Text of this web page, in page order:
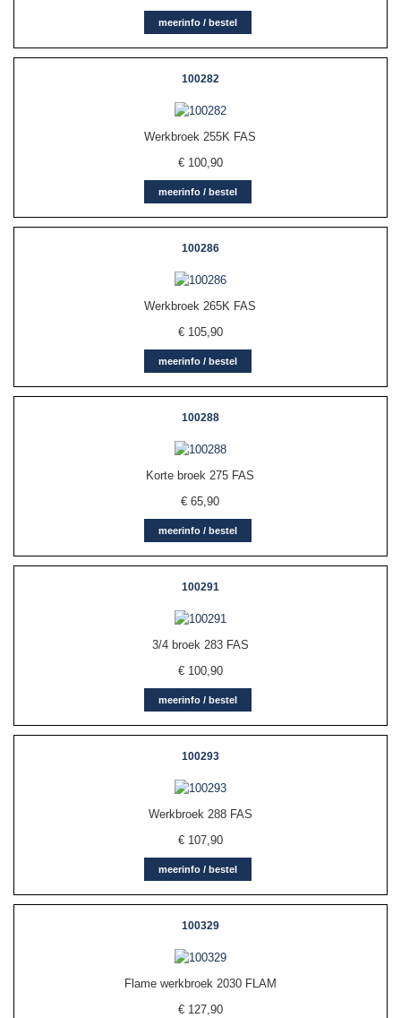
meerinfo / bestel
100282
Werkbroek 255K FAS
€ 100,90
meerinfo / bestel
100286
Werkbroek 265K FAS
€ 105,90
meerinfo / bestel
100288
Korte broek 275 FAS
€65,90
meerinfo / bestel
100291
3/4 broek 283 FAS
€ 100,90
meerinfo / bestel
100293
Werkbroek 288 FAS
€ 107,90
meerinfo / bestel
100329
Flame werkbroek 2030 FLAM
€ 127,90